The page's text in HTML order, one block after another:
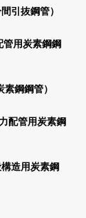
引抜鋼管）
管用炭素鋼鋼
鋼鋼管）
配管用炭素鋼
造用炭素鋼